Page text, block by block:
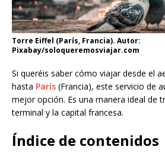
Torre Eiffel (París, Francia). Autor:
Pixabay/soloqueremosviajar.com
Si queréis saber cómo viajar desde el
hasta París (Francia), este servicio de
mejor opción. Es una manera ideal de
terminal y la capital francesa.
Índice de contenidos